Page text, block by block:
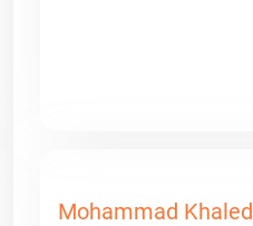
Mohammad Khaled